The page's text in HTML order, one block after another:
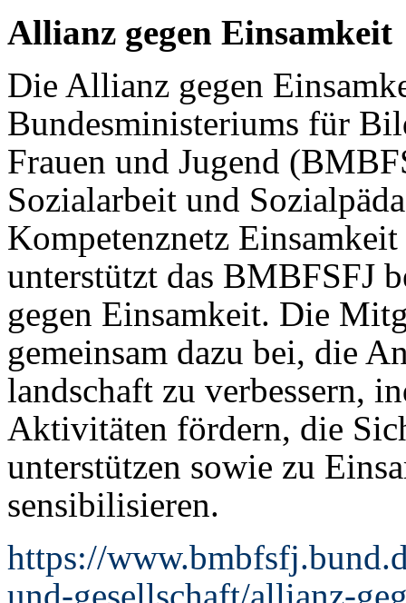
Allianz gegen Einsamkeit
Die Allianz gegen
Bundesministeriums für
Frauen und Jugend
Sozialarbeit und
Kompetenznetz
unterstützt das BMBFSFJ
gegen Einsamkeit. Die
gemeinsam dazu bei, die
landschaft zu verbessern,
Aktivitäten fördern, die
unterstützen sowie zu
sensibilisieren.
https://
und-gesellschaft/allianz-